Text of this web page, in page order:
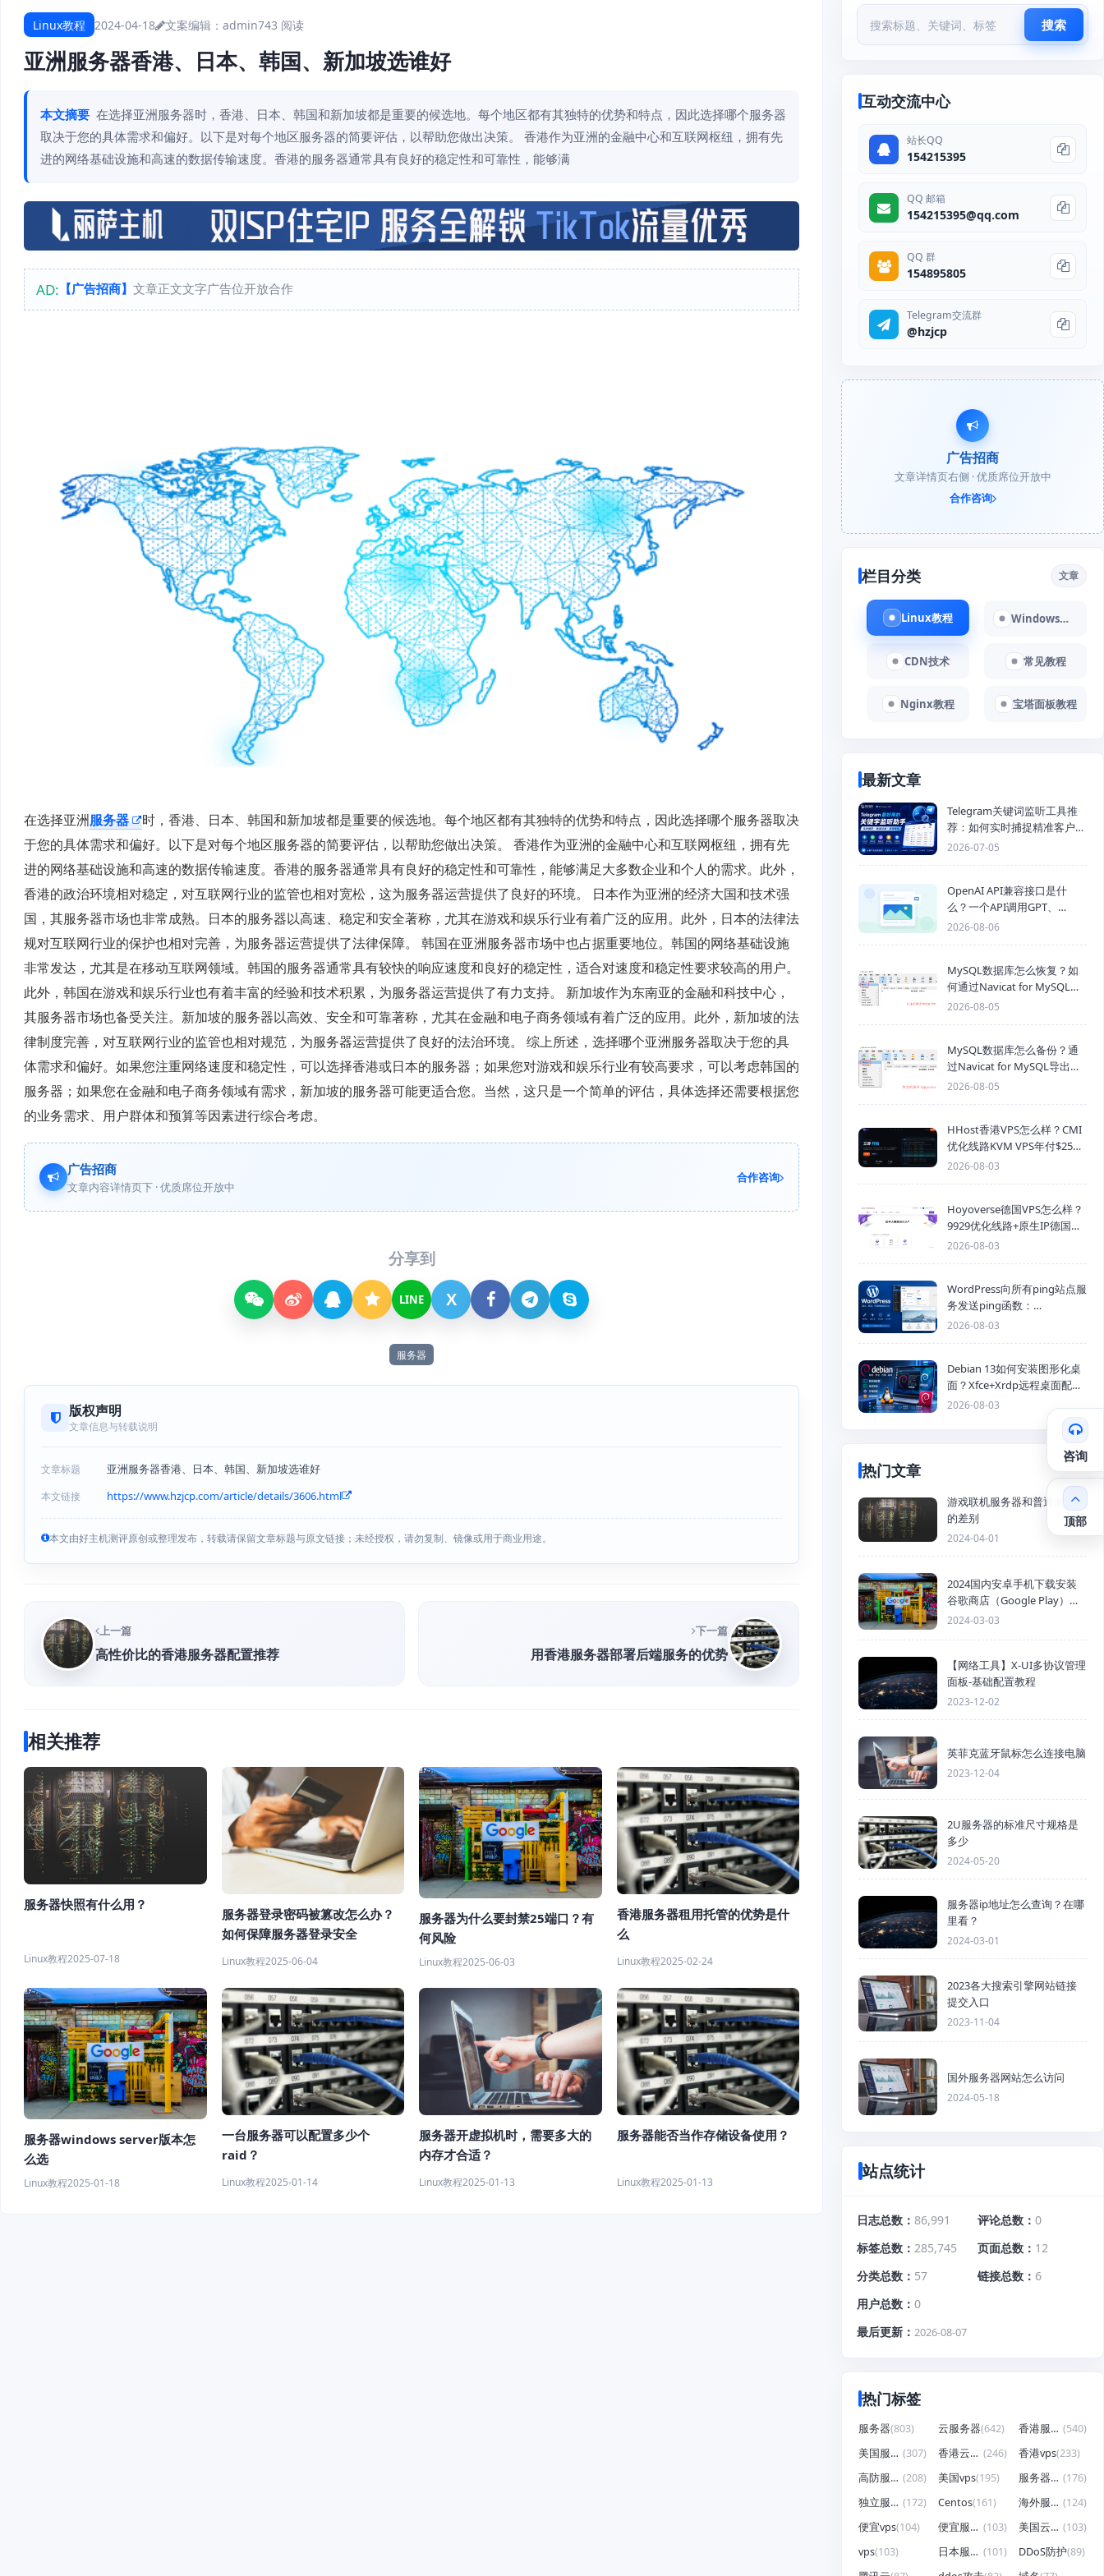
Linux教程 2024-04-18 文案编辑：admin743 阅读
亚洲服务器香港、日本、韩国、新加坡选谁好
本文摘要 在选择亚洲服务器时，香港、日本、韩国和新加坡都是重要的候选地。每个地区都有其独特的优势和特点，因此选择哪个服务器
取决于您的具体需求和偏好。以下是对每个地区服务器的简要评估，以帮助您做出决策。 香港作为亚洲的金融中心和互联网枢纽，拥有先
进的网络基础设施和高速的数据传输速度。香港的服务器通常具有良好的稳定性和可靠性，能够满
AD: 【广告招商】 文章正文文字广告位开放合作
在选择亚洲服务器
时，香港、日本、韩国和新加坡都是重要的候选地。每个地区都有其独特的优势和特点，因此选择哪个服务器取决
于您的具体需求和偏好。以下是对每个地区服务器的简要评估，以帮助您做出决策。 香港作为亚洲的金融中心和互联网枢纽，拥有先
进的网络基础设施和高速的数据传输速度。香港的服务器通常具有良好的稳定性和可靠性，能够满足大多数企业和个人的需求。此外，
香港的政治环境相对稳定，对互联网行业的监管也相对宽松，这为服务器运营提供了良好的环境。 日本作为亚洲的经济大国和技术强
国，其服务器市场也非常成熟。日本的服务器以高速、稳定和安全著称，尤其在游戏和娱乐行业有着广泛的应用。此外，日本的法律法
规对互联网行业的保护也相对完善，为服务器运营提供了法律保障。 韩国在亚洲服务器市场中也占据重要地位。韩国的网络基础设施
非常发达，尤其是在移动互联网领域。韩国的服务器通常具有较快的响应速度和良好的稳定性，适合对速度和稳定性要求较高的用户。
此外，韩国在游戏和娱乐行业也有着丰富的经验和技术积累，为服务器运营提供了有力支持。 新加坡作为东南亚的金融和科技中心，
其服务器市场也备受关注。新加坡的服务器以高效、安全和可靠著称，尤其在金融和电子商务领域有着广泛的应用。此外，新加坡的法
律制度完善，对互联网行业的监管也相对规范，为服务器运营提供了良好的法治环境。 综上所述，选择哪个亚洲服务器取决于您的具
体需求和偏好。如果您注重网络速度和稳定性，可以选择香港或日本的服务器；如果您对游戏和娱乐行业有较高要求，可以考虑韩国的
服务器；如果您在金融和电子商务领域有需求，新加坡的服务器可能更适合您。当然，这只是一个简单的评估，具体选择还需要根据您
的业务需求、用户群体和预算等因素进行综合考虑。
广告招商
文章内容详情页下 · 优质席位开放中
合作咨询
分享到
LINE X
服务器
版权声明
文章信息与转载说明
文章标题 亚洲服务器香港、日本、韩国、新加坡选谁好
本文链接 https://www.hzjcp.com/article/details/3606.html
本文由好主机测评原创或整理发布，转载请保留文章标题与原文链接；未经授权，请勿复制、镜像或用于商业用途。
上一篇
高性价比的香港服务器配置推荐
下一篇
用香港服务器部署后端服务的优势
相关推荐
服务器快照有什么用？
Linux教程2025-07-18
服务器登录密码被篡改怎么办？
如何保障服务器登录安全
Linux教程2025-06-04
服务器为什么要封禁25端口？有
何风险
Linux教程2025-06-03
香港服务器租用托管的优势是什
么
Linux教程2025-02-24
服务器windows server版本怎
么选
Linux教程2025-01-18
一台服务器可以配置多少个
raid？
Linux教程2025-01-14
服务器开虚拟机时，需要多大的
内存才合适？
Linux教程2025-01-13
服务器能否当作存储设备使用？
Linux教程2025-01-13
搜索
互动交流中心
站长QQ
154215395
QQ 邮箱
154215395@qq.com
QQ 群
154895805
Telegram交流群
@hzjcp
广告招商
文章详情页右侧 · 优质席位开放中
合作咨询
栏目分类 文章
Linux教程 Windows教程
CDN技术 常见教程
Nginx教程 宝塔面板教程
最新文章
Telegram关键词监听工具推
荐：如何实时捕捉精准客户，
提高获客效率？
2026-07-05
OpenAI API兼容接口是什
么？一个API调用GPT、
Claude、Gemini、DeepSeek
2026-08-06
MySQL数据库怎么恢复？如
何通过Navicat for MySQL导
入SQL备份文件
2026-08-05
MySQL数据库怎么备份？通
过Navicat for MySQL导出
Mysql数据库为SQL格式备份
2026-08-05
HHost香港VPS怎么样？CMI
优化线路KVM VPS年付$25
起，4GB内存优惠套餐
2026-08-03
Hoyoverse德国VPS怎么样？
9929优化线路+原生IP德国
KVM VPS推荐
2026-08-03
WordPress向所有ping站点服
务发送ping函数：
generic_ping
2026-08-03
Debian 13如何安装图形化桌
面？Xfce+Xrdp远程桌面配置
教程
2026-08-03
热门文章
游戏联机服务器和普通服务器
的差别
2024-04-01
2024国内安卓手机下载安装
谷歌商店（Google Play）详
细步骤
2024-03-03
【网络工具】X-UI多协议管理
面板-基础配置教程
2023-12-02
英菲克蓝牙鼠标怎么连接电脑
2023-12-04
2U服务器的标准尺寸规格是
多少
2024-05-20
服务器ip地址怎么查询？在哪
里看？
2024-03-01
2023各大搜索引擎网站链接
提交入口
2023-11-04
国外服务器网站怎么访问
2024-05-18
站点统计
日志总数 86,991 评论总数
0
标签总数
285,745 页面总数
12
分类总数
57 链接总数
6
用户总数
0
最后更新
2026-08-07
热门标签
服务器(803) 云服务器(642) 香港服务器 (540)
美国服务器 (307) 香港云服务器 (246) 香港vps(233)
高防服务器 (208) 美国vps(195) 服务器租用 (176)
独立服务器 (172) Centos(161) 海外服务器 (124)
便宜vps(104) 便宜服务器 (103) 美国云服务器 (103)
vps(103) 日本服务器 (101) DDoS防护(89)
咨询
顶部